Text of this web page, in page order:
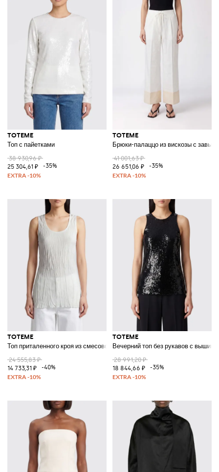
TOTEME
Топ с пайетками
38 930,96 ₽
25 304,61 ₽
-35%
TOTEME
Брюки-палаццо из вискозы с
41 001,63 ₽
26 651,06 ₽
-35%
TOTEME
Топ приталенного кроя из смесовой вискозы с U-образным вырезом
24 555,83 ₽
14 733,31 ₽
-40%
TOTEME
Вечерний топ без рукавов с
28 991,20 ₽
18 844,66 ₽
-35%